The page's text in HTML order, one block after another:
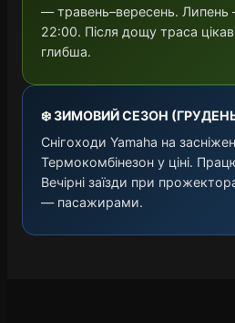
— травень–вересень. Липень
22:00. Після дощу траса
глибша.
❄️ ЗИМОВИЙ СЕЗОН
Снігоходи Yamaha на
Термокомбінезон у ціні.
Вечірні заїзди при
— пасажирами.